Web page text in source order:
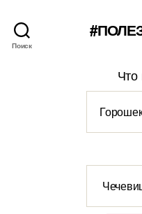
Поиск
Что